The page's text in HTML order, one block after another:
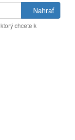
Nahrať
chcete k